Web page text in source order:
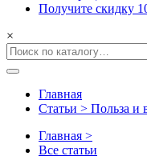
Получите скидку
×
Главная
Статьи > Польза и
Главная >
Все статьи